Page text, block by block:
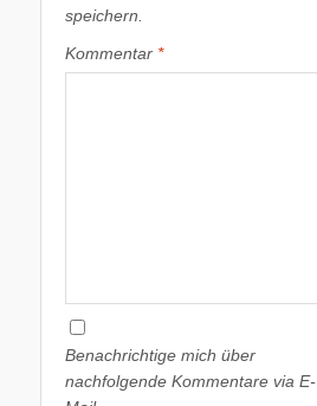
speichern.
Kommentar *
Benachrichtige mich über
nachfolgende Kommentare via E-